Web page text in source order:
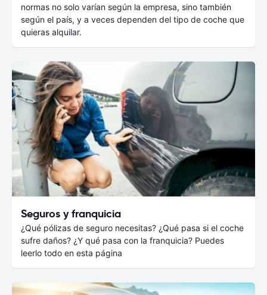
normas no solo varían según la empresa, sino también
según el país, y a veces dependen del tipo de coche que
quieras alquilar.
Seguros y franquicia
¿Qué pólizas de seguro necesitas? ¿Qué pasa si el coche
sufre daños? ¿Y qué pasa con la franquicia? Puedes
leerlo todo en esta página